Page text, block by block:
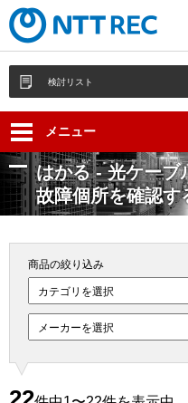
検討リスト
メニュー
はかる - 光ケーブ
故障個所を確認す
商品の絞り込み